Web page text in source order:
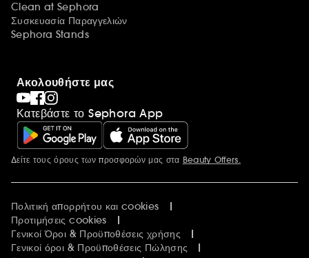
Clean at Sephora
Συσκευασία Παραγγελιών
Sephora Stands
Ακολουθήστε μας
Κατεβάστε το Sephora App
Περισσότερες πληροφορίες
Δείτε τους όρους των προσφορών μας στα Beauty Offers.
Πολιτική απορρήτου και cookies
Προτιμήσεις cookies
Γενικοί Όροι & Προϋποθέσεις χρήσης
Γενικοί όροι & Προϋποθέσεις Πώλησης